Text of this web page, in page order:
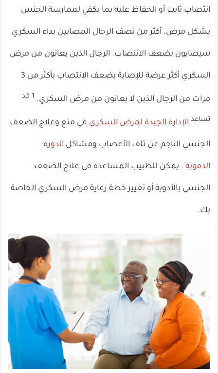
انتصاب ثابت أو الحفاظ عليه بما يكفي لممارسة الجنس
بشكل مرض. أكثر من نصف الرجال المصابين بداء السكري
سيصابون بضعف الانتصاب. الرجال الذين يعانون من مرض
السكري أكثر عرضة للإصابة بضعف الانتصاب بأكثر من 3
مرات من الرجال الذين لا يعانون من مرض السكري. 1 قد
تساعد الإدارة الجيدة لمرض السكري في منع وعلاج الضعف
الجنسي الناجم عن تلف الأعصاب ومشاكل الدورة
الدموية . يمكن للطبيب المساعدة في علاج الضعف
الجنسي بالأدوية أو تغيير خطة رعاية مرض السكري الخاصة
بك.